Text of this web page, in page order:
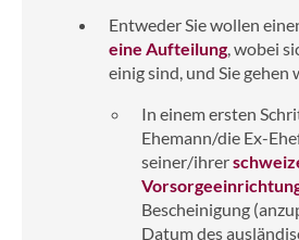
Entweder Sie wollen
eine Aufteilung, wobei
einig sind, und Sie gehen
In einem ersten
Ehemann/die Ex-
seiner/ihrer
Bescheinigung
Datum des